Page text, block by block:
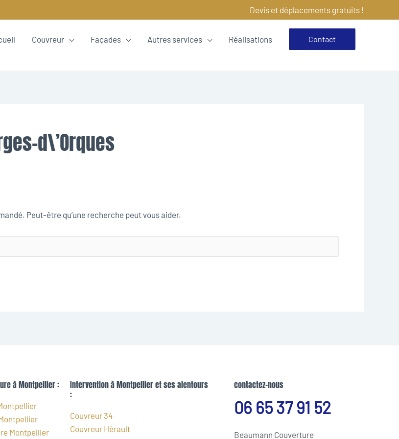
Devis et déplacements gratuits !
Couvreur Façades Autres services Réalisations Contact
d\’Orques
Peut-être qu’une recherche peut vous aider.
à Montpellier :
Montpellier
Intervention à Montpellier et ses alentours
:
Couvreur 34
Couvreur Hérault
contactez-nous
06 65 37 91 52
Beaumann Couverture